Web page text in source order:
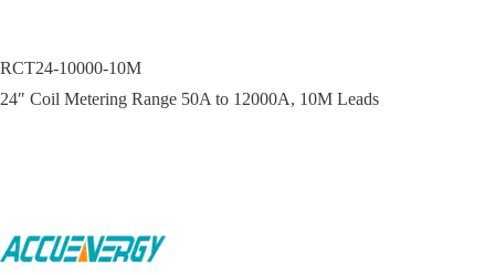
RCT24-10000-10M
24″ Coil Metering Range 50A to 12000A, 10M Leads